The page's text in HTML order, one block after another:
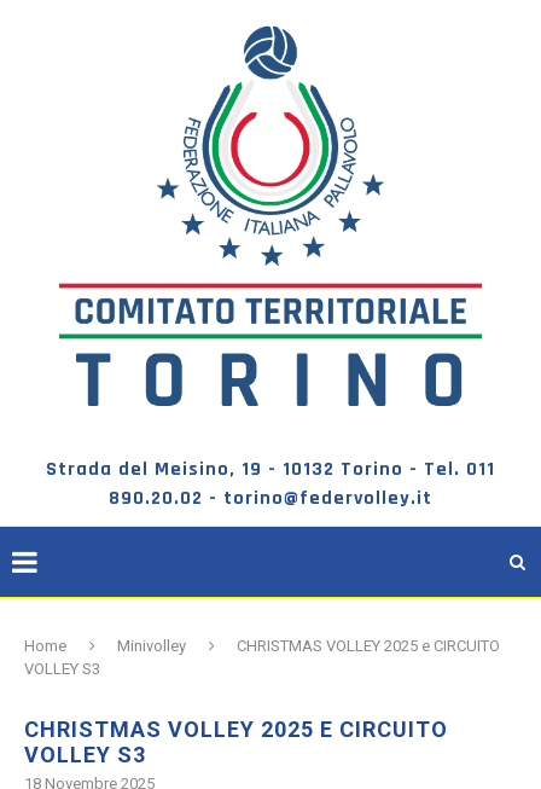
Strada del Meisino, 19 - 10132 Torino - Tel. 011
890.20.02 - torino@federvolley.it
Home Minivolley
CHRISTMAS VOLLEY 2025 e CIRCUITO
VOLLEY S3
CHRISTMAS VOLLEY 2025 E CIRCUITO
VOLLEY S3
18 Novembre 2025